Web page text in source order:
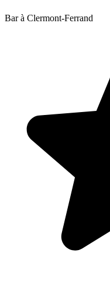
Bar à Clermont-Ferrand